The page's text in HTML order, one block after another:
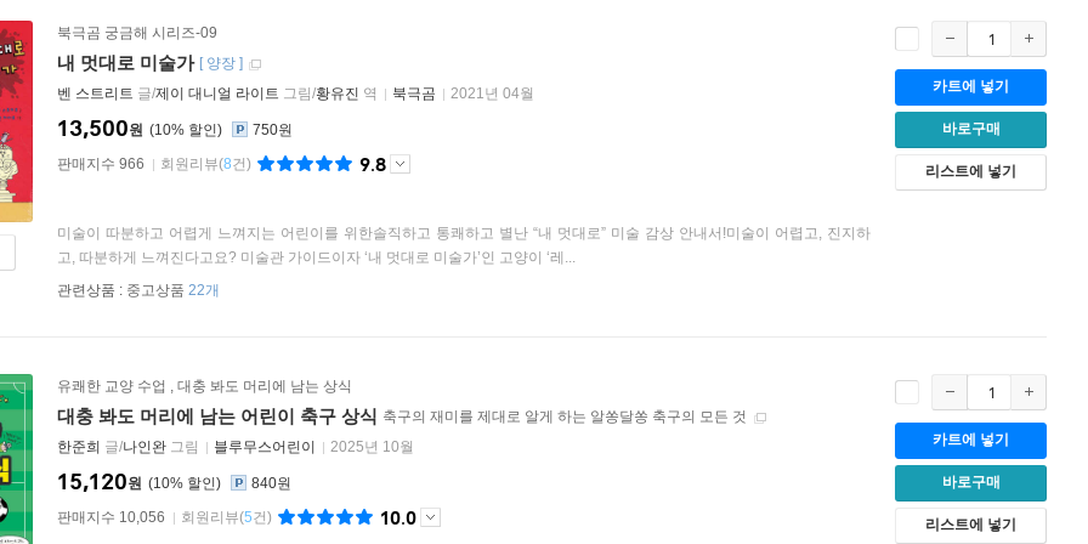
북극곰 궁금해 시리즈-09
내 멋대로 미술가 [ 양장 ]
벤 스트리트 글/제이 대니얼 라이트 그림/황유진 역 북극곰 2021년 04월
10%
13,500원
750원
판매지수 966
회원리뷰(8건) 9.8
미술이 따분하고 어렵게 느껴지는 어린이를 위한솔직하고 통쾌하고 별난 “내 멋대로” 미술 감상 안내서!미술이 어렵고, 진지하
고, 따분하게 느껴진다고요? 미술관 가이드이자 ‘내 멋대로 미술가’인 고양이 ‘레...
관련상품 : 중고상품 22개
카트에 넣기
바로구매
리스트에 넣기
유쾌한 교양 수업 , 대충 봐도 머리에 남는 상식
대충 봐도 머리에 남는 어린이 축구 상식 축구의 재미를 제대로 알게 하는 알쏭달쏭 축구의 모든 것
한준희 글/나인완 그림 블루무스어린이 2025년 10월
10%
15,120원
840원
판매지수 10,056
회원리뷰(5건) 10.0
카트에 넣기
바로구매
리스트에 넣기